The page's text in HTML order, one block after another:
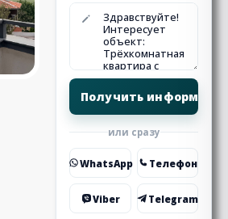
или сразу
WhatsApp Телефон
Viber Telegram